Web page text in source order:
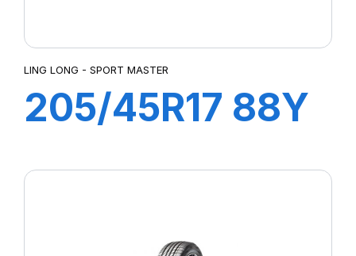
LING LONG - SPORT MASTER
205/45R17 88Y